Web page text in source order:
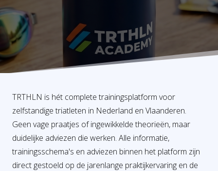
TRTHLN is hét complete trainingsplatform voor
zelfstandige triatleten in Nederland en Vlaanderen.
Geen vage praatjes of ingewikkelde theorieën, maar
duidelijke adviezen die werken. Alle informatie,
trainingsschema's en adviezen binnen het platform zijn
direct gestoeld op de jarenlange praktijkervaring en de
deze
kan de
niet
te
over
van
op